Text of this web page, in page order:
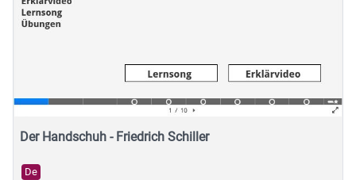
Der Handschuh - Friedrich Schiller
De